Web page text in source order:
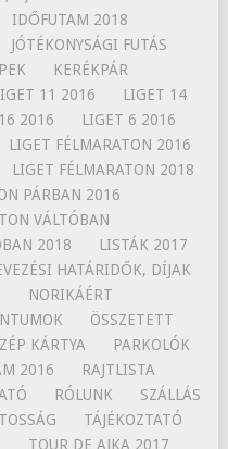
IDŐFUTAM 2018
JÓTÉKONYSÁGI FUTÁS
KERÉKPÁR
11 2016
LIGET 14
2016
LIGET 6 2016
LIGET FÉLMARATON 2016
LIGET FÉLMARATON 2018
PÁRBAN 2016
VÁLTÓBAN
2018
LISTÁK 2017
HATÁRIDŐK, DÍJAK
NORIKÁÉRT
ÖSSZETETT
KÁRTYA
PARKOLÓK
2016
RAJTLISTA
RÓLUNK
SZÁLLÁS
TÁJÉKOZTATÓ
TOUR DE AJKA 2017